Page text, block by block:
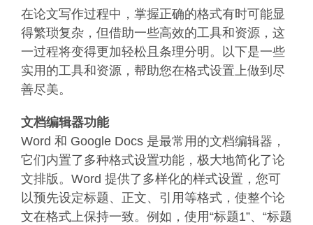
在论文写作过程中，掌握正确的格式有时可能显
得繁琐复杂，但借助一些高效的工具和资源，这
一过程将变得更加轻松且条理分明。以下是一些
实用的工具和资源，帮助您在格式设置上做到尽
善尽美。
文档编辑器功能
Word 和 Google Docs 是最常用的文档编辑器，
它们内置了多种格式设置功能，极大地简化了论
文排版。Word 提供了多样化的样式设置，您可
以预先设定标题、正文、引用等格式，使整个论
文在格式上保持一致。例如，使用“标题1”、“标题